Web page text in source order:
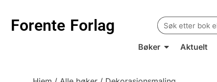
Forente Forlag
Search
for:
Bøker Aktuelt